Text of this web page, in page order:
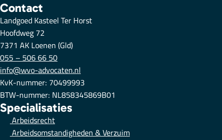
Contact
Landgoed Kasteel Ter Horst
Hoofdweg 72
7371 AK Loenen (Gld)
055 – 506 66 50
info@wvo-advocaten.nl
KvK-nummer: 70499993
BTW-nummer: NL858345869B01
Specialisaties
Arbeidsrecht
Arbeidsomstandigheden & Verzuim